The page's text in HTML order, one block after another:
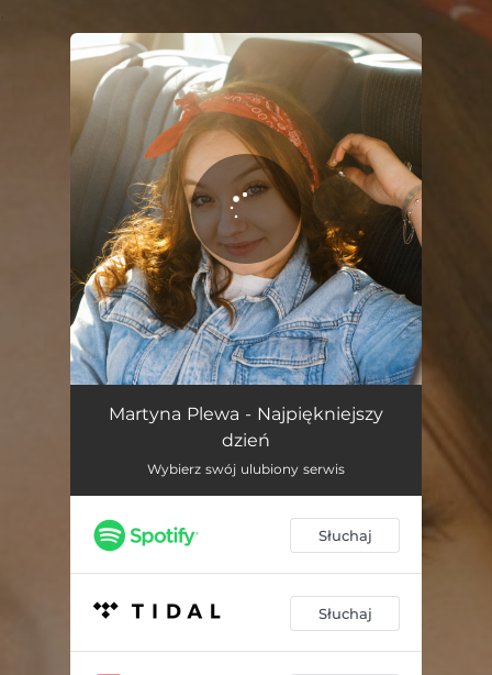
You're all set!
Najpiękniejszy dzień 02:21
Martyna Plewa - Najpiękniejszy
dzień
Wybierz swój ulubiony serwis
Słuchaj
Słuchaj